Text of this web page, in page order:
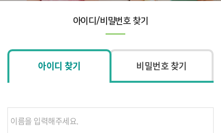
아이디/비밀번호 찾기
아이디 찾기 비밀번호 찾기